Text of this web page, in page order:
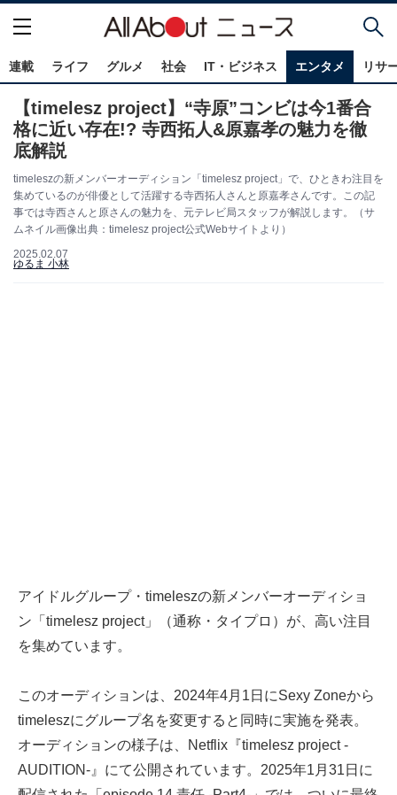
連載 ライフ グルメ 社会 IT・ビジネス エンタメ リサ
【timelesz project】“寺原”コンビは今1番合
格に近い存在!? 寺西拓人&原嘉孝の魅力を徹
底解説
timeleszの新メンバーオーディション「timelesz project」で、ひときわ注目を
集めているのが俳優として活躍する寺西拓人さんと原嘉孝さんです。この記
事では寺西さんと原さんの魅力を、元テレビ局スタッフが解説します。（サ
ムネイル画像出典：timelesz project公式Webサイトより）
2025.02.07
ゆるま 小林
アイドルグループ・timeleszの新メンバーオーディショ
ン「timelesz project」（通称・タイプロ）が、高い注目
を集めています。
このオーディションは、2024年4月1日にSexy Zoneから
timeleszにグループ名を変更すると同時に実施を発表。
オーディションの様子は、Netflix『timelesz project -
AUDITION-』にて公開されています。2025年1月31日に